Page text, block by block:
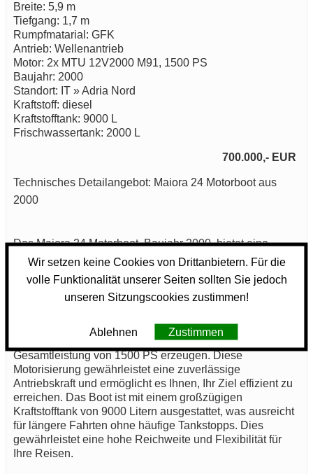
Breite: 5,9 m
Tiefgang: 1,7 m
Rumpfmatarial: GFK
Antrieb: Wellenantrieb
Motor: 2x MTU 12V2000 M91, 1500 PS
Baujahr: 2000
Standort: IT » Adria Nord
Kraftstoff: diesel
Kraftstofftank: 9000 L
Frischwassertank: 2000 L
700.000,- EUR
Technisches Detailangebot: Maiora 24 Motorboot aus
2000
Das Maiora 24 Motorboot, Baujahr 2000, bietet eine
Kombination aus durchdachtem Design und robuster
beeindruckenden Spezifikationen ist dieses Boot ideal für
vielseitige Anwendungen auf dem Wasser.
Das Maiora 24 ist mit zwei leistungsstarken MTU
12V2000 M91 Motoren ausgestattet, die zusammen eine
Gesamtleistung von 1500 PS erzeugen. Diese
Motorisierung gewährleistet eine zuverlässige
Antriebskraft und ermöglicht es Ihnen, Ihr Ziel effizient zu
erreichen. Das Boot ist mit einem großzügigen
Kraftstofftank von 9000 Litern ausgestattet, was ausreicht
für längere Fahrten ohne häufige Tankstopps. Dies
gewährleistet eine hohe Reichweite und Flexibilität für
Ihre Reisen.
Wir setzen keine Cookies von Drittanbietern. Für die
volle Funktionalität unserer Seiten sollten Sie jedoch
unseren Sitzungscookies zustimmen!
Ablehnen Zustimmen